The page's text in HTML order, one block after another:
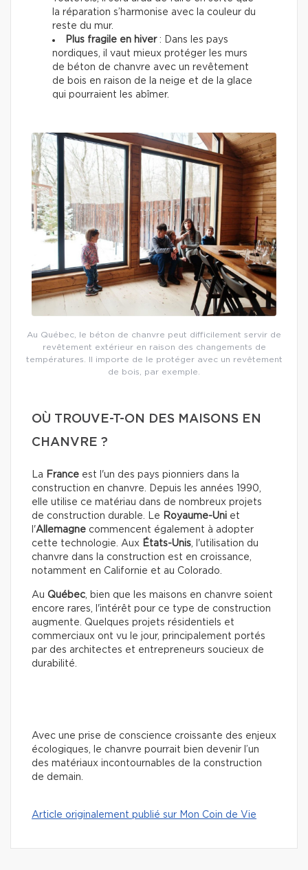
la réparation s’harmonise avec la couleur du
reste du mur.
Plus fragile en hiver : Dans les pays
nordiques, il vaut mieux protéger les murs
de béton de chanvre avec un revêtement
de bois en raison de la neige et de la glace
qui pourraient les abîmer.
Au Québec, le béton de chanvre peut difficilement servir de
revêtement extérieur en raison des changements de
températures. Il importe de le protéger avec un revêtement
de bois, par exemple.
OÙ TROUVE-T-ON DES MAISONS EN
CHANVRE ?
La France est l'un des pays pionniers dans la
construction en chanvre. Depuis les années 1990,
elle utilise ce matériau dans de nombreux projets
de construction durable. Le Royaume-Uni et
l'Allemagne commencent également à adopter
cette technologie.
Aux États-Unis , l'utilisation du
chanvre dans la construction est en croissance,
notamment en Californie et au Colorado.
Au Québec , bien que les maisons en chanvre soient
encore rares, l'intérêt pour ce type de construction
augmente. Quelques projets résidentiels et
commerciaux ont vu le jour, principalement portés
par des architectes et entrepreneurs soucieux de
durabilité.
Avec une prise de conscience croissante des enjeux
écologiques, le chanvre pourrait bien devenir l’un
des matériaux incontournables de la construction
de demain.
Article originalement publié sur Mon Coin de Vie